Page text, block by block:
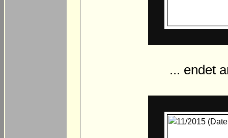
... endet